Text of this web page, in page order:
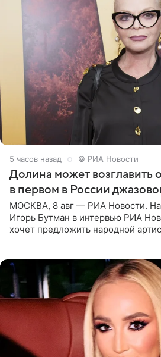
5 часов назад © РИА Новости
Долина может возглавить
в первом в России
МОСКВА, 8 авг — РИА Новости.
Игорь Бутман в интервью РИА
хочет предложить народной